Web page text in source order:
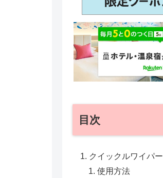
目次
クイックルワイパー
使用方法